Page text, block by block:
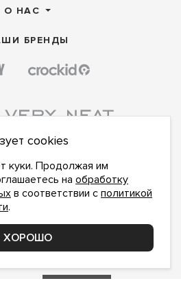
О НАС
БРЕНДЫ
НА НОВОСТИ:
ознакомлен и
cookies
куки. Продолжая им
на обработку
в соответствии с политикой
.
ХОРОШО